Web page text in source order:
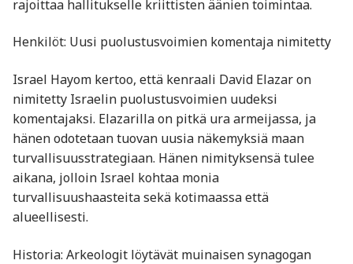
rajoittaa hallitukselle kriittisten äänien toimintaa.​
Henkilöt: Uusi puolustusvoimien komentaja nimitetty
Israel Hayom kertoo, että kenraali David Elazar on
nimitetty Israelin puolustusvoimien uudeksi
komentajaksi. Elazarilla on pitkä ura armeijassa, ja
hänen odotetaan tuovan uusia näkemyksiä maan
turvallisuusstrategiaan. Hänen nimityksensä tulee
aikana, jolloin Israel kohtaa monia
turvallisuushaasteita sekä kotimaassa että
alueellisesti.​
Historia: Arkeologit löytävät muinaisen synagogan